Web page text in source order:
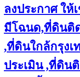
ลงประกาศ ให้
มีโฉนด,ที่ดินติ
,ที่ดินใกล้กรุงเ
ประเมิน ,ที่ดิน